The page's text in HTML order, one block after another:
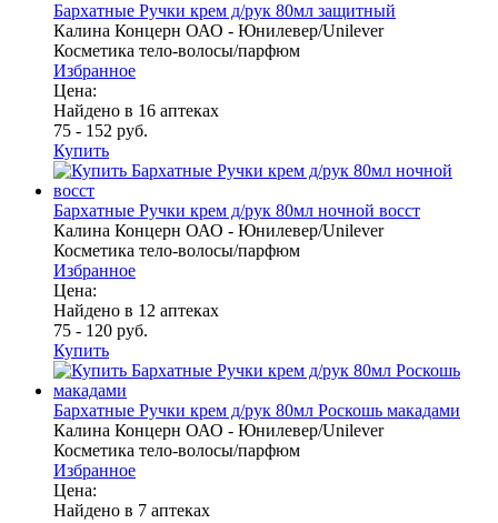
Бархатные Ручки крем д/рук 80мл защитный
Калина Концерн ОАО - Юнилевер/Unilever
Косметика тело-волосы/парфюм
Избранное
Цена:
Найдено в 16 аптеках
75 - 152 руб.
Купить
Бархатные Ручки крем д/рук 80мл ночной восст
Калина Концерн ОАО - Юнилевер/Unilever
Косметика тело-волосы/парфюм
Избранное
Цена:
Найдено в 12 аптеках
75 - 120 руб.
Купить
Бархатные Ручки крем д/рук 80мл Роскошь макадами
Калина Концерн ОАО - Юнилевер/Unilever
Косметика тело-волосы/парфюм
Избранное
Цена:
Найдено в 7 аптеках